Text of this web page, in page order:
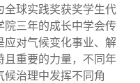
全球实践奖获奖学生代
院三年的成长中学会传
应对气候变化事业、解
且重要的力量，不同年
治理中发挥不同角